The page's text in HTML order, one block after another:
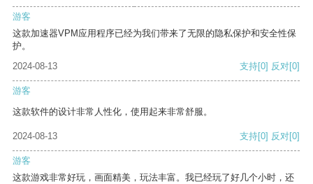
游客
这款加速器VPM应用程序已经为我们带来了无限的隐私保护和安全性保
护。
2024-08-13
支持[0] 反对[0]
游客
这款软件的设计非常人性化，使用起来非常舒服。
2024-08-13 支持[0] 反对[0]
游客
这款游戏非常好玩，画面精美，玩法丰富。我已经玩了好几个小时，还